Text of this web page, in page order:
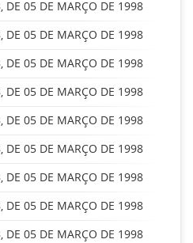
DE 05 DE MARÇO DE 1998
DE 05 DE MARÇO DE 1998
DE 05 DE MARÇO DE 1998
DE 05 DE MARÇO DE 1998
DE 05 DE MARÇO DE 1998
DE 05 DE MARÇO DE 1998
DE 05 DE MARÇO DE 1998
DE 05 DE MARÇO DE 1998
DE 05 DE MARÇO DE 1998